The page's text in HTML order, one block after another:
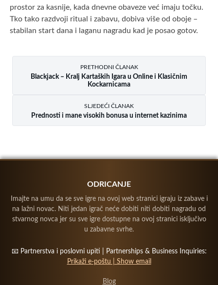
prostor za kasnije, kada dnevne obaveze već imaju točku.
Tko tako razdvoji ritual i zabavu, dobiva više od oboje –
stabilan start dana i laganu nagradu kad je posao gotov.
PRETHODNI ČLANAK
Blackjack – Kralj Kartaških Igara u Online i Klasičnim
Kockarnicama
SLJEDEĆI ČLANAK
Prednosti i mane visokih bonusa u internet kazinima
ODRICANJE
Imajte na umu da se sve igre na ovoj web stranici igraju iz zabave i
na lažni novac. Niti jedan igrač neće dobiti niti dobiti nagradu od
stvarnog novca jer su sve igre dostupne na ovoj stranici isključivo
u zabavne svrhe.
📧 Partnerstva i poslovni upiti | Partnerships & Business Inquiries:
Prikaži e-poštu | Show email
Blog